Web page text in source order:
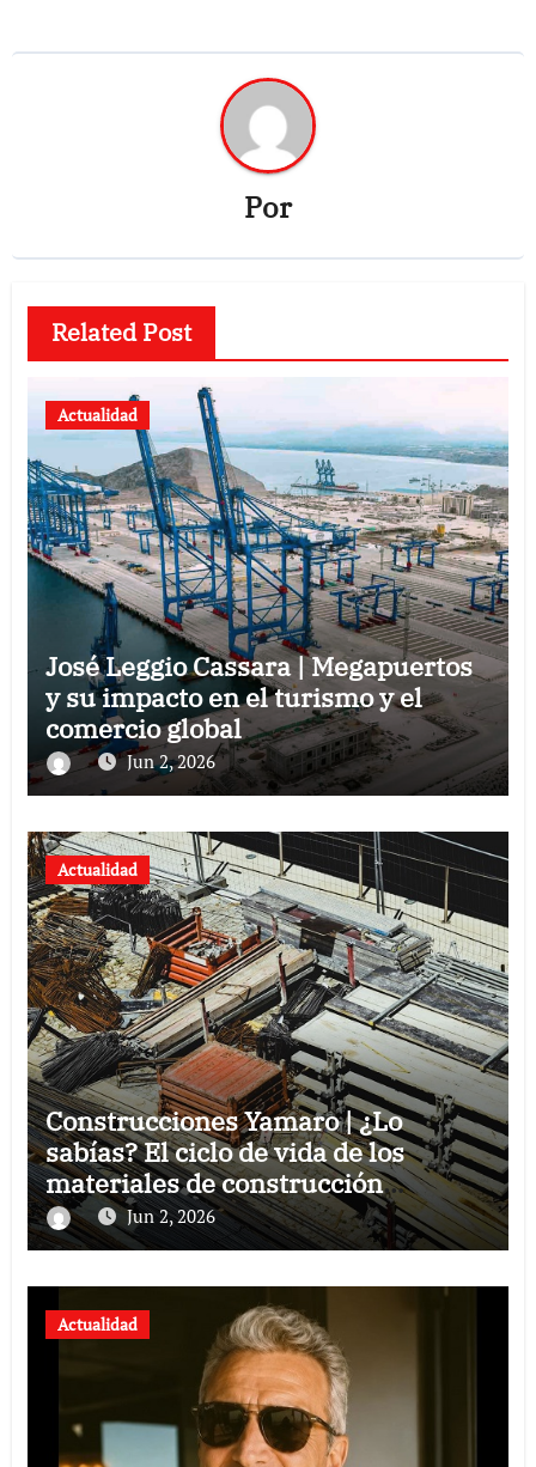
Por
Related Post
Actualidad
José Leggio Cassara | Megapuertos
y su impacto en el turismo y el
comercio global
Jun 2, 2026
Actualidad
Construcciones Yamaro | ¿Lo
sabías? El ciclo de vida de los
materiales de construcción
revoluciona eficiencia en proyectos
modernos
Jun 2, 2026
Actualidad